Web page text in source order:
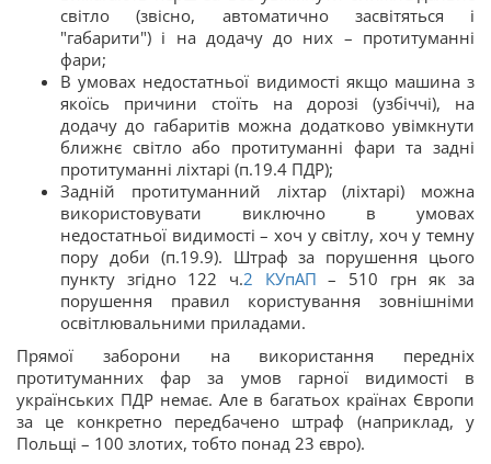
світло (звісно, автоматично засвітяться і
"габарити") і на додачу до них – протитуманні
фари;
В умовах недостатньої видимості якщо машина з
якоїсь причини стоїть на дорозі (узбіччі), на
додачу до габаритів можна додатково увімкнути
ближнє світло або протитуманні фари та задні
протитуманні ліхтарі (п.19.4 ПДР);
Задній протитуманний ліхтар (ліхтарі) можна
використовувати виключно в умовах
недостатньої видимості – хоч у світлу, хоч у темну
пору доби (п.19.9). Штраф за порушення цього
пункту згідно 122 ч.2 КУпАП – 510 грн як за
порушення правил користування зовнішніми
освітлювальними приладами.
Прямої заборони на використання передніх
протитуманних фар за умов гарної видимості в
українських ПДР немає. Але в багатьох країнах Європи
за це конкретно передбачено штраф (наприклад, у
Польщі – 100 злотих, тобто понад 23 євро).